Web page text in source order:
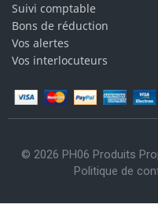
Suivi comptable
Bons de réduction
Vos alertes
Vos interlocuteurs
© 2026 PH06 Produits
Politique de